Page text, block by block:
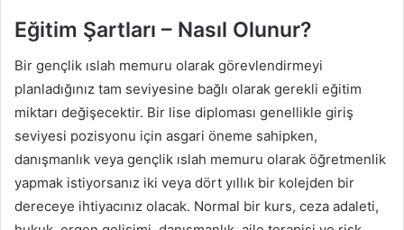
Eğitim Şartları – Nasıl Olunur?
Bir gençlik ıslah memuru olarak görevlendirmeyi
planladığınız tam seviyesine bağlı olarak gerekli eğitim
miktarı değişecektir. Bir lise diploması genellikle giriş
seviyesi pozisyonu için asgari öneme sahipken,
danışmanlık veya gençlik ıslah memuru olarak öğretmenlik
yapmak istiyorsanız iki veya dört yıllık bir kolejden bir
dereceye ihtiyacınız olacak. Normal bir kurs, ceza adaleti,